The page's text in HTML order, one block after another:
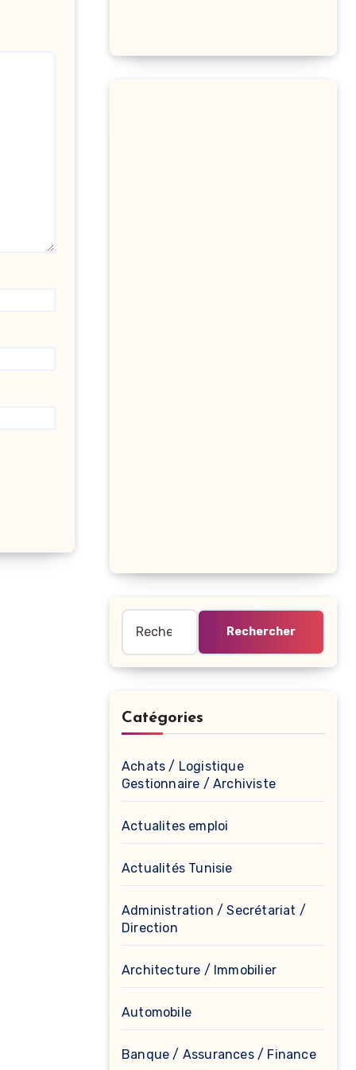
Catégories
Achats / Logistique
Gestionnaire / Archiviste
Actualites emploi
Actualités Tunisie
Administration / Secrétariat /
Direction
Architecture / Immobilier
Automobile
Banque / Assurances / Finance